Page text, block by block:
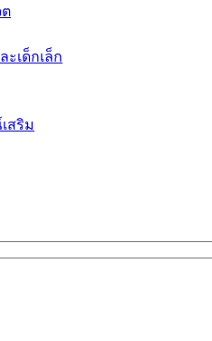
เด็กเล็ก
สริม